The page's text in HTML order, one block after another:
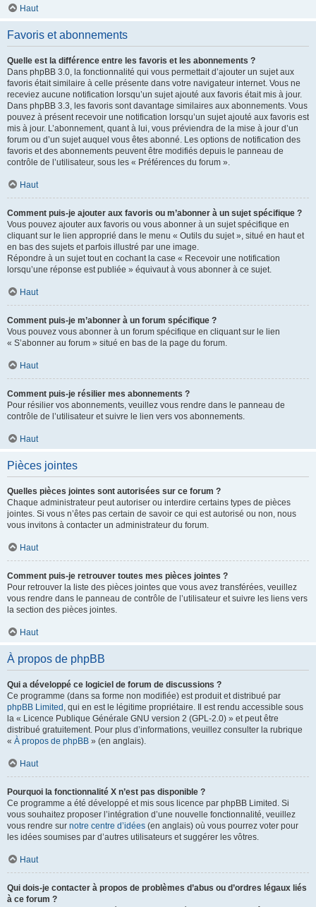
Haut
Favoris et abonnements
Quelle est la différence entre les favoris et les abonnements ?
Dans phpBB 3.0, la fonctionnalité qui vous permettait d’ajouter un sujet aux
favoris était similaire à celle présente dans votre navigateur internet. Vous ne
receviez aucune notification lorsqu’un sujet ajouté aux favoris était mis à jour.
Dans phpBB 3.3, les favoris sont davantage similaires aux abonnements. Vous
pouvez à présent recevoir une notification lorsqu’un sujet ajouté aux favoris est
mis à jour. L’abonnement, quant à lui, vous préviendra de la mise à jour d’un
forum ou d’un sujet auquel vous êtes abonné. Les options de notification des
favoris et des abonnements peuvent être modifiés depuis le panneau de
contrôle de l’utilisateur, sous les « Préférences du forum ».
Haut
Comment puis-je ajouter aux favoris ou m’abonner à un sujet spécifique ?
Vous pouvez ajouter aux favoris ou vous abonner à un sujet spécifique en
cliquant sur le lien approprié dans le menu « Outils du sujet », situé en haut et
en bas des sujets et parfois illustré par une image.
Répondre à un sujet tout en cochant la case « Recevoir une notification
lorsqu’une réponse est publiée » équivaut à vous abonner à ce sujet.
Haut
Comment puis-je m’abonner à un forum spécifique ?
Vous pouvez vous abonner à un forum spécifique en cliquant sur le lien
« S’abonner au forum » situé en bas de la page du forum.
Haut
Comment puis-je résilier mes abonnements ?
Pour résilier vos abonnements, veuillez vous rendre dans le panneau de
contrôle de l’utilisateur et suivre le lien vers vos abonnements.
Haut
Pièces jointes
Quelles pièces jointes sont autorisées sur ce forum ?
Chaque administrateur peut autoriser ou interdire certains types de pièces
jointes. Si vous n’êtes pas certain de savoir ce qui est autorisé ou non, nous
vous invitons à contacter un administrateur du forum.
Haut
Comment puis-je retrouver toutes mes pièces jointes ?
Pour retrouver la liste des pièces jointes que vous avez transférées, veuillez
vous rendre dans le panneau de contrôle de l’utilisateur et suivre les liens vers
la section des pièces jointes.
Haut
À propos de phpBB
Qui a développé ce logiciel de forum de discussions ?
Ce programme (dans sa forme non modifiée) est produit et distribué par
phpBB Limited , qui en est le légitime propriétaire. Il est rendu accessible sous
la « Licence Publique Générale GNU version 2 (GPL-2.0) » et peut être
distribué gratuitement. Pour plus d’informations, veuillez consulter la rubrique
« À propos de phpBB » (en anglais).
Haut
Pourquoi la fonctionnalité X n’est pas disponible ?
Ce programme a été développé et mis sous licence par phpBB Limited. Si
vous souhaitez proposer l’intégration d’une nouvelle fonctionnalité, veuillez
vous rendre sur notre centre d’idées (en anglais) où vous pourrez voter pour
les idées soumises par d’autres utilisateurs et suggérer les vôtres.
Haut
Qui dois-je contacter à propos de problèmes d’abus ou d’ordres légaux liés
à ce forum ?